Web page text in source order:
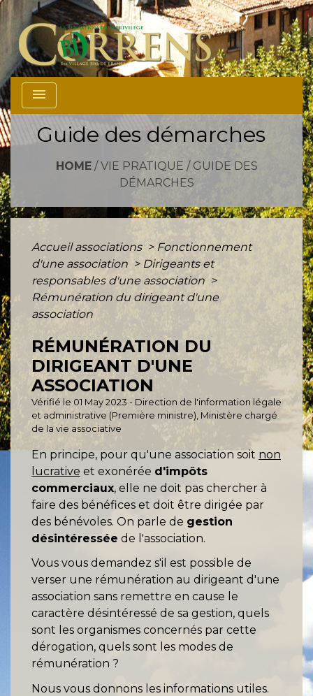
menu
Guide des démarches
HOME/ VIE PRATIQUE / GUIDE DES
DÉMARCHES
Accueil associations > Fonctionnement
d'une association > Dirigeants et
responsables d'une association >
Rémunération du dirigeant d'une
association
RÉMUNÉRATION DU
DIRIGEANT D'UNE
ASSOCIATION
Vérifié le 01 May 2023 - Direction de l'information légale
et administrative (Première ministre), Ministère chargé
de la vie associative
En principe, pour qu'une association soit non
lucrative et exonérée d'impôts
commerciaux, elle ne doit pas chercher à
faire des bénéfices et doit être dirigée par
des bénévoles. On parle de gestion
désintéressée de l'association.
Vous vous demandez s'il est possible de
verser une rémunération au dirigeant d'une
association sans remettre en cause le
caractère désintéressé de sa gestion, quels
sont les organismes concernés par cette
dérogation, quels sont les modes de
rémunération ?
Nous vous donnons les informations utiles.